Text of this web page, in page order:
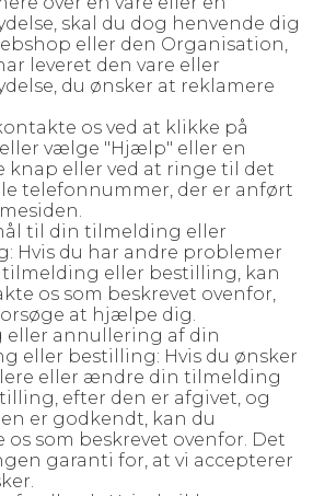
skal du dog henvende dig
eller den Organisation,
leveret den vare eller
du ønsker at reklamere
os ved at klikke på
vælge "Hjælp" eller en
knap eller ved at ringe til det
telefonnummer, der er anført
til din tilmelding eller
Hvis du har andre problemer
tilmelding eller bestilling, kan
os som beskrevet ovenfor,
at hjælpe dig.
annullering af din
eller bestilling: Hvis du ønsker
eller ændre din tilmelding
efter den er afgivet, og
er godkendt, kan du
os som beskrevet ovenfor. Det
garanti for, at vi accepterer